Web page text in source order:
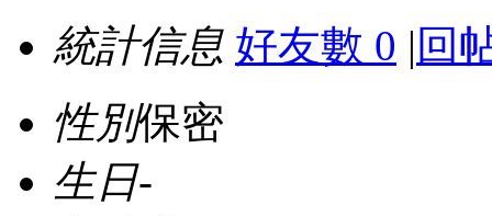
統計信息 好友數 0 | 回
性別保密
生日-